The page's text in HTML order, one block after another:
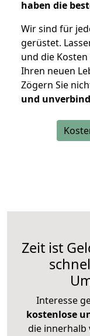
haben die
Wir sind für
gerüstet.
und die
Ihren neuen
Zögern Sie
und
Zeit ist
Interesse
kostenlose
die innerhalb